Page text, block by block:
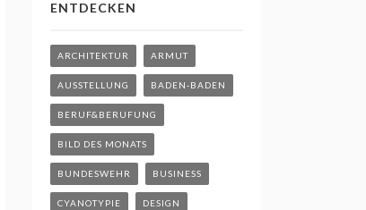
ENTDECKEN
ARCHITEKTUR ARMUT
AUSSTELLUNG BADEN-BADEN
BERUF&BERUFUNG
BILD DES MONATS
BUNDESWEHR BUSINESS
CYANOTYPIE DESIGN